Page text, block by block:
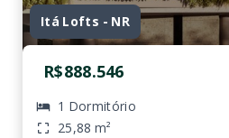
Itá Lofts - NR
R$888.546
1 Dormitório
25,88 m²